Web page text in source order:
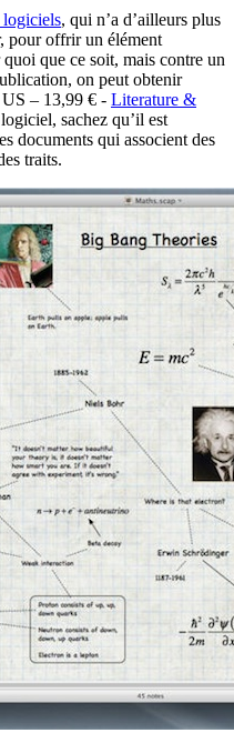
logiciels, qui n’a d’ailleurs plus
pour offrir un élément
que ce soit, mais contre un
on peut obtenir
– 13,99 € - Literature &
sachez qu’il est
documents qui associent des
traits.